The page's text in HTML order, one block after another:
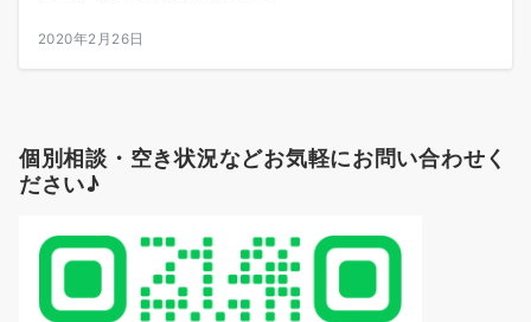
2020年2月26日
個別相談・空き状況などお気軽にお問い合わせく
ださい♪